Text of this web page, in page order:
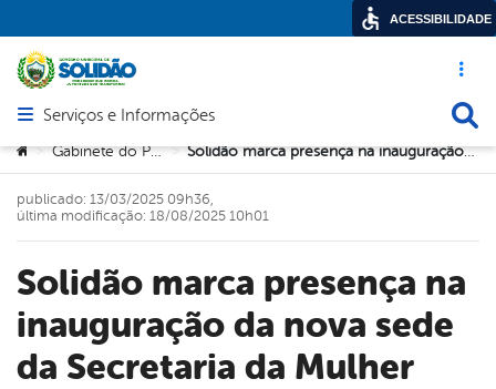
Acesso
Abrir menu principal de navegação
Serviços e Informações
Você está aqui:
> Gabinete do Prefeito > Solidão marca presença na inauguração da nova sede da Secretaria da Mulher
Solidão marca presença na
inauguração da nova sede
da Secretaria da Mulher
publicado: 13/03/2025 09h36,
última modificação: 18/08/2025 10h01
ACESSIBILIDADE